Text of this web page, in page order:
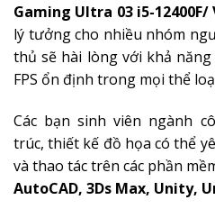
Gaming Ultra 03 i5-12400F/
lý tưởng cho nhiều nhóm
thủ sẽ hài lòng với khả
FPS ổn định trong mọi thể
Các bạn sinh viên ngành
trúc, thiết kế đồ họa có thể
và thao tác trên các phần
AutoCAD, 3Ds Max, Unity,